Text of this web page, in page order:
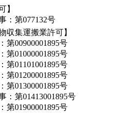
】
：第077132号
収集運搬業許可】
第00900001895号
第01000001895号
第01101001895号
第01200001895号
第01300001895号
：第01413001895号
第01900001895号